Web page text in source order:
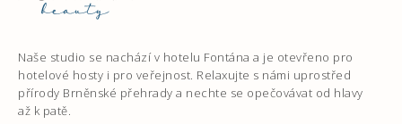
Naše studio se nachází v hotelu Fontána a je otevřeno pro
hotelové hosty i pro veřejnost. Relaxujte s námi uprostřed
přírody Brněnské přehrady a nechte se opečovávat od hlavy
až k patě.